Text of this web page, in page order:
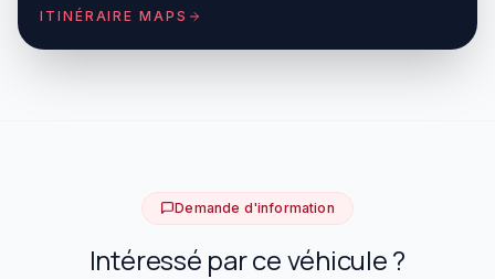
ITINÉRAIRE MAPS
Demande d'information
Intéressé par ce véhicule ?